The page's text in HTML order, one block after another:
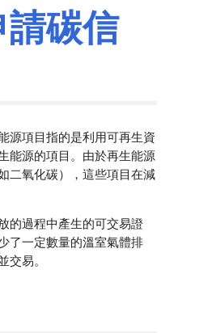
碳信
源項目指的是利用可再生資
能源的項目。由於再生能源
二氧化碳），這些項目在減
的過程中產生的可交易證
了一定數量的溫室氣體排
易。